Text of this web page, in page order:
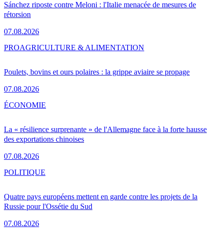
Sánchez riposte contre Meloni : l'Italie menacée de mesures de
rétorsion
07.08.2026
Poulets, bovins et ours polaires : la grippe aviaire se propage
07.08.2026
PROAGRICULTURE & ALIMENTATION
La « résilience surprenante » de l'Allemagne face à la forte hausse
des exportations chinoises
07.08.2026
ÉCONOMIE
Quatre pays européens mettent en garde contre les projets de la
Russie pour l'Ossétie du Sud
07.08.2026
POLITIQUE